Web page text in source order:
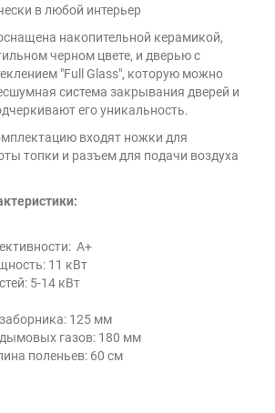
в любой интерьер
накопительной керамикой,
черном цвете, и дверью с
"Full Glass", которую можно
система закрывания дверей и
его уникальность.
входят ножки для
топки и разъем для подачи воздуха
А+
11 кВт
5-14 кВт
125 мм
газов: 180 мм
поленьев: 60 см